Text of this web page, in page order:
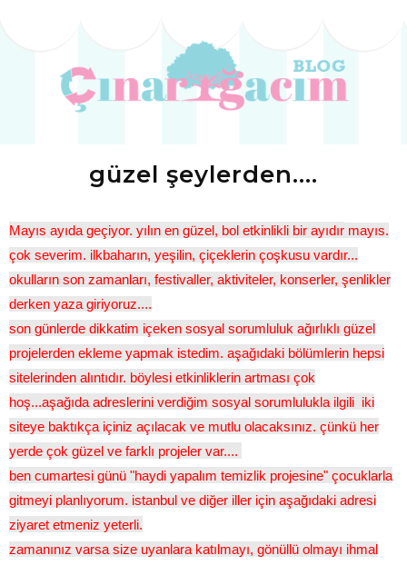
güzel şeylerden....
Mayıs ayıda geçiyor. yılın en güzel, bol etkinlikli bir ayıdır mayıs.
çok severim. ilkbaharın, yeşilin, çiçeklerin çoşkusu vardır...
okulların son zamanları, festivaller, aktiviteler, konserler, şenlikler
derken yaza giriyoruz....
son günlerde dikkatim içeken sosyal sorumluluk ağırlıklı güzel
projelerden ekleme yapmak istedim. aşağıdaki bölümlerin hepsi
sitelerinden alıntıdır. böylesi etkinliklerin artması çok
hoş...aşağıda adreslerini verdiğim sosyal sorumlulukla ilgili iki
siteye baktıkça içiniz açılacak ve mutlu olacaksınız. çünkü her
yerde çok güzel ve farklı projeler var....
ben cumartesi günü "haydi yapalım temizlik projesine" çocuklarla
gitmeyi planlıyorum. istanbul ve diğer iller için aşağıdaki adresi
ziyaret etmeniz yeterli.
zamanınız varsa size uyanlara katılmayı, gönüllü olmayı ihmal